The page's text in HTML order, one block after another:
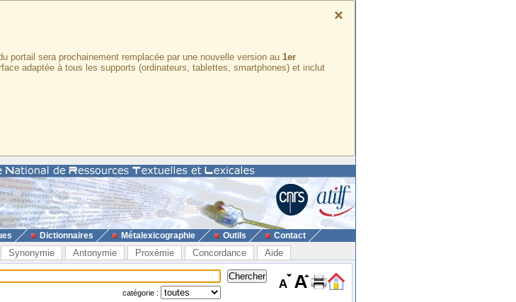
×
sera prochainement remplacée par une nouvelle version au 1er
adaptée à tous les supports (ordinateurs, tablettes, smartphones) et inclut
Dictionnaires Métalexicographie Outils Contact
Synonymie Antonymie Proxémie Concordance Aide
catégorie :